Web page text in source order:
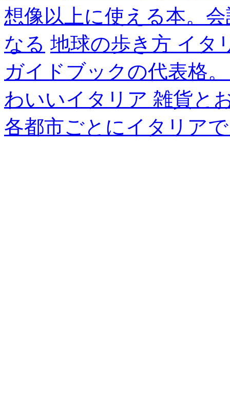
想像以上に使える本。
なる 地球の歩き方 イタ
ガイドブックの代表格
わいいイタリア 雑貨と
各都市ごとにイタリア